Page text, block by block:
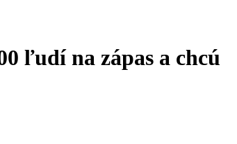
ľudí na zápas a chcú